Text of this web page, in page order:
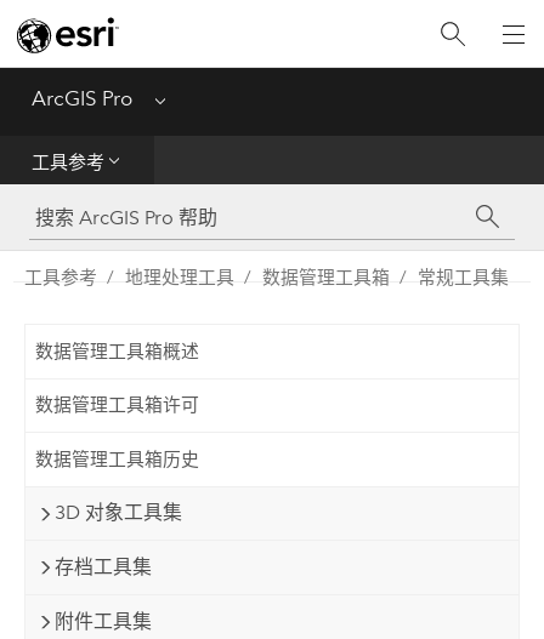
ArcGIS Pro Menu
工具参考
工具参考
Python
工具参考 地理处理工具 数据管理工具箱 常规工具集
数据管理工具箱概述
数据管理工具箱许可
数据管理工具箱历史
3D 对象工具集
存档工具集
附件工具集